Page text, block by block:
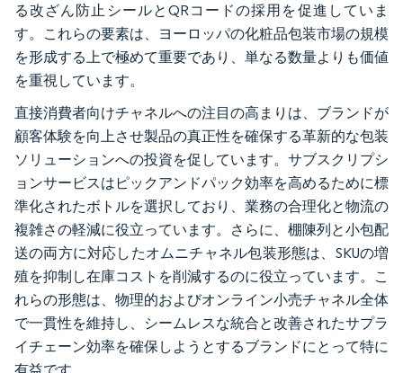
る改ざん防止シールとQRコードの採用を促進していま
す。これらの要素は、ヨーロッパの化粧品包装市場の規模
を形成する上で極めて重要であり、単なる数量よりも価値
を重視しています。
直接消費者向けチャネルへの注目の高まりは、ブランドが
顧客体験を向上させ製品の真正性を確保する革新的な包装
ソリューションへの投資を促しています。サブスクリプシ
ョンサービスはピックアンドパック効率を高めるために標
準化されたボトルを選択しており、業務の合理化と物流の
複雑さの軽減に役立っています。さらに、棚陳列と小包配
送の両方に対応したオムニチャネル包装形態は、SKUの増
殖を抑制し在庫コストを削減するのに役立っています。こ
れらの形態は、物理的およびオンライン小売チャネル全体
で一貫性を維持し、シームレスな統合と改善されたサプラ
イチェーン効率を確保しようとするブランドにとって特に